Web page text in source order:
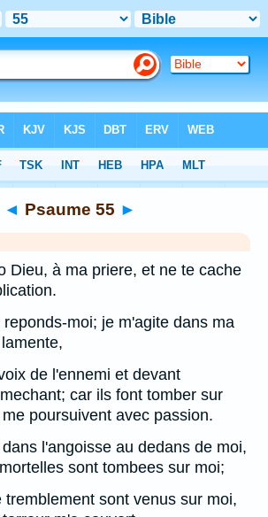
◄ Psaume 55 ►
Dieu, à ma priere, et ne te cache
moi; je m'agite dans ma
de l'ennemi et devant
car ils font tomber sur
poursuivent avec passion.
l'angoisse au dedans de moi,
sont tombees sur moi;
tremblement sont venus sur moi,